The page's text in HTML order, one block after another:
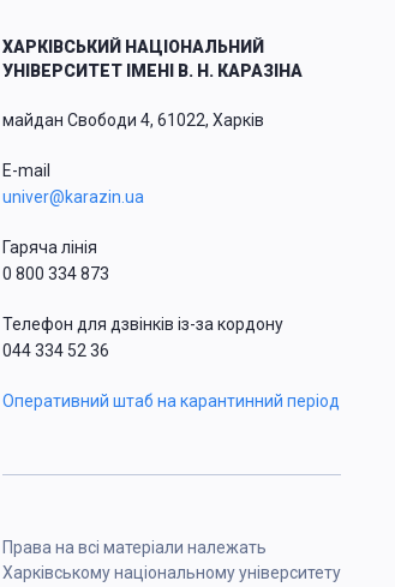
ХАРКІВСЬКИЙ НАЦІОНАЛЬНИЙ
УНІВЕРСИТЕТ ІМЕНІ В. Н. КАРАЗІНА
майдан Свободи 4, 61022, Харків
E-mail
univer@karazin.ua
Гаряча лінія
0 800 334 873
Телефон для дзвінків із-за кордону
044 334 52 36
Оперативний штаб на карантинний період
Права на всі матеріали належать
Харківському національному університету